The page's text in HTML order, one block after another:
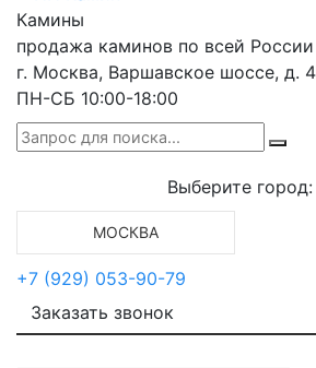
Камины
продажа каминов по всей
г. Москва, Варшавское шоссе, д.
ПН-СБ 10:00-18:00
Выберите город:
МОСКВА
+7 (929) 053-90-79
Заказать звонок